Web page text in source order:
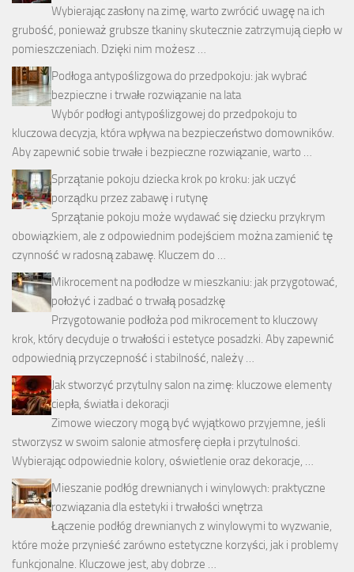
Wybierając zasłony na zimę, warto zwrócić uwagę na ich
grubość, ponieważ grubsze tkaniny skutecznie zatrzymują ciepło w
pomieszczeniach. Dzięki nim możesz …
Podłoga antypoślizgowa do przedpokoju: jak wybrać
bezpieczne i trwałe rozwiązanie na lata
Wybór podłogi antypoślizgowej do przedpokoju to
kluczowa decyzja, która wpływa na bezpieczeństwo domowników.
Aby zapewnić sobie trwałe i bezpieczne rozwiązanie, warto …
Sprzątanie pokoju dziecka krok po kroku: jak uczyć
porządku przez zabawę i rutynę
Sprzątanie pokoju może wydawać się dziecku przykrym
obowiązkiem, ale z odpowiednim podejściem można zamienić tę
czynność w radosną zabawę. Kluczem do …
Mikrocement na podłodze w mieszkaniu: jak przygotować,
położyć i zadbać o trwałą posadzkę
Przygotowanie podłoża pod mikrocement to kluczowy
krok, który decyduje o trwałości i estetyce posadzki. Aby zapewnić
odpowiednią przyczepność i stabilność, należy …
Jak stworzyć przytulny salon na zimę: kluczowe elementy
ciepła, światła i dekoracji
Zimowe wieczory mogą być wyjątkowo przyjemne, jeśli
stworzysz w swoim salonie atmosferę ciepła i przytulności.
Wybierając odpowiednie kolory, oświetlenie oraz dekoracje, …
Mieszanie podłóg drewnianych i winylowych: praktyczne
rozwiązania dla estetyki i trwałości wnętrza
Łączenie podłóg drewnianych z winylowymi to wyzwanie,
które może przynieść zarówno estetyczne korzyści, jak i problemy
funkcjonalne. Kluczowe jest, aby dobrze …